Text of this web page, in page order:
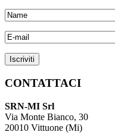
CONTATTACI
SRN-MI Srl
Via Monte Bianco, 30
20010 Vittuone (Mi)